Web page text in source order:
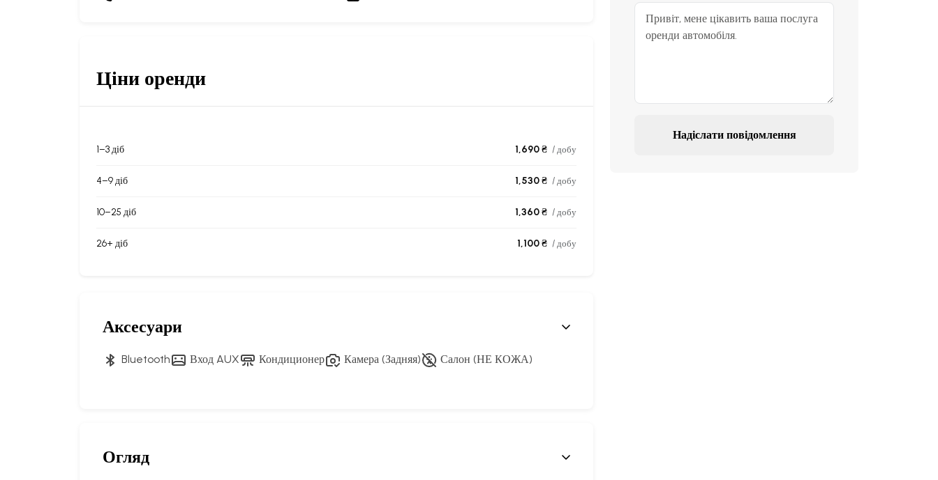
Ціни оренди
1–3 діб 1,690 ₴ / добу
4–9 діб 1,530 ₴ / добу
10–25 діб 1,360 ₴ / добу
26+ діб 1,100 ₴ / добу
Аксесуари
Bluetooth Вход AUX Кондиционер Камера (Задняя) Салон (НЕ КОЖА)
Огляд
Надіслати повідомлення